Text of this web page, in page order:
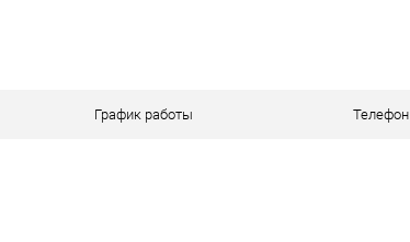
График работы Телефон